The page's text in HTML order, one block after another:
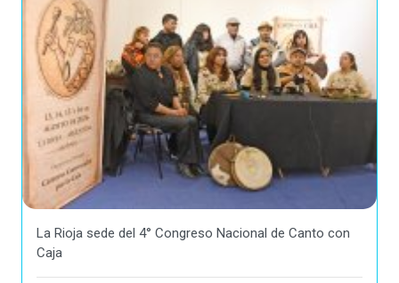
La Rioja sede del 4° Congreso Nacional de Canto con
Caja